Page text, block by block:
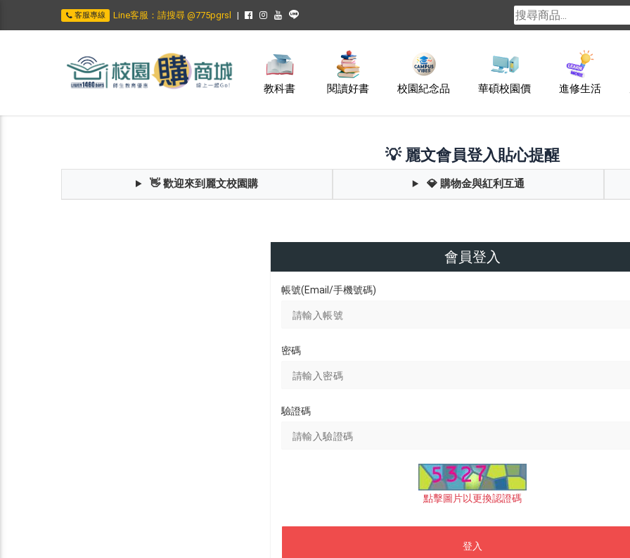
客服專線 Line客服：請搜尋 @775pgrsl
教科書 閱讀好書 校園紀念品 華碩校園價 進修生活
💡 麗文會員登入貼心提醒
👋 歡迎來到麗文校園購 💎 購物金與紅利互通
會員登入
帳號(Email/手機號碼)
密碼
驗證碼
點擊圖片以更換認證碼
登入